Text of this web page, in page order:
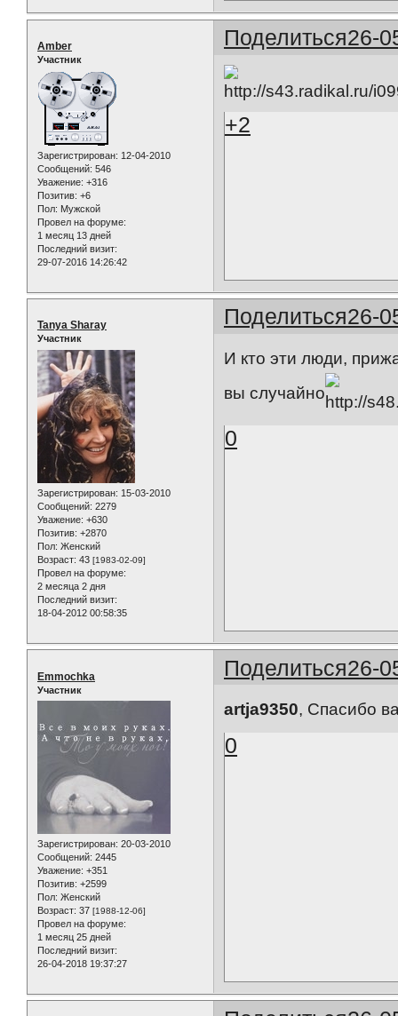
Поделиться26-
Amber
Участник
Зарегистрирован: 12-04-2010
Сообщений: 546
Уважение: +316
Позитив: +6
Пол: Мужской
Провел на форуме:
1 месяц 13 дней
Последний визит:
29-07-2016 14:26:42
+2
Поделиться26-
Tanya Sharay
Участник
Зарегистрирован: 15-03-2010
Сообщений: 2279
Уважение: +630
Позитив: +2870
Пол: Женский
Возраст: 43 [1983-02-09]
Провел на форуме:
2 месяца 2 дня
Последний визит:
18-04-2012 00:58:35
И кто эти люди,
вы случайно
0
Поделиться26-
Emmochka
Участник
Зарегистрирован: 20-03-2010
Сообщений: 2445
Уважение: +351
Позитив: +2599
Пол: Женский
Возраст: 37 [1988-12-06]
Провел на форуме:
1 месяц 25 дней
Последний визит:
26-04-2018 19:37:27
artja9350, Спасибо
0